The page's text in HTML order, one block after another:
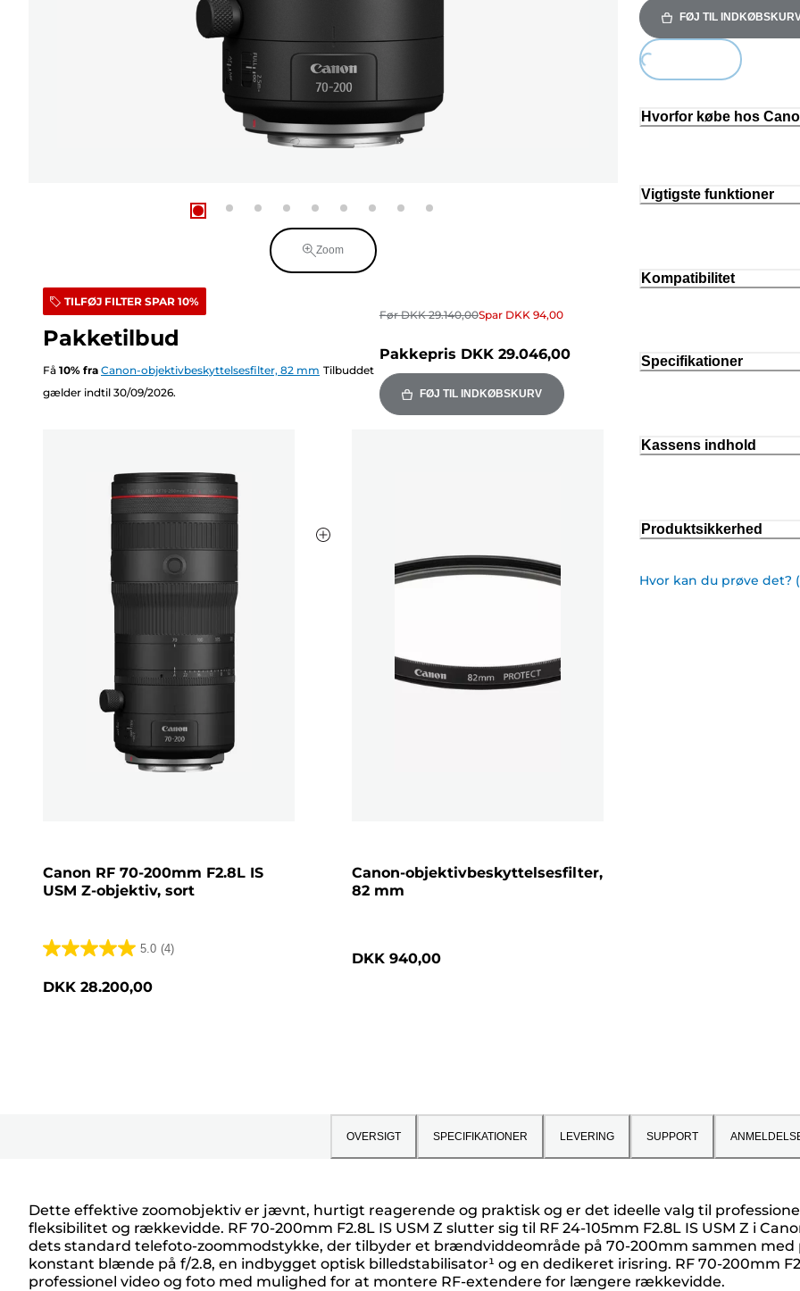
Zoom
TILFØJ FILTER SPAR 10%
Pakketilbud
Få 10% fra Canon-objektivbeskyttelsesfilter, 82 mm Tilbuddet
gælder indtil 30/09/2026.
FørDKK 29.140,00Spar DKK 94,00
Pakkepris DKK 29.046,00
FØJ TIL INDKØBSKURV
Canon RF 70-200mm F2.8L IS
USM Z-objektiv, sort
5.0 (4)
5.0
ud
DKK 28.200,00
Canon-objektivbeskyttelsesfilter,
82 mm
DKK 940,00
FØJ TIL
Loading...
Hvorfor købe hos
Vigtigste funktioner
Kompatibilitet
Specifikationer
Kassens indhold
Produktsikkerhed
Hvor kan du prøve det?
OVERSIGT SPECIFIKATIONER LEVERING SUPPORT
Dette effektive zoomobjektiv er jævnt, hurtigt reagerende og praktisk og er det ideelle valg til
fleksibilitet og rækkevidde. RF 70-200mm F2.8L IS USM Z slutter sig til RF 24-105mm F2.8L IS USM Z i
dets standard telefoto-zoommodstykke, der tilbyder et brændviddeområde på 70-200mm sammen med
konstant blænde på f/2.8, en indbygget optisk billedstabilisator¹ og en dedikeret irisring. RF 70-200mm
professionel video og foto med mulighed for at montere RF-extendere for længere rækkevidde.